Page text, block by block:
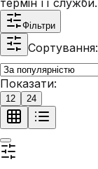
термін її служби.
Фільтри
Сортування:
Показати:
12 24